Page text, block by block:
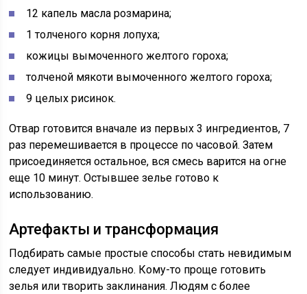
12 капель масла розмарина;
1 толченого корня лопуха;
кожицы вымоченного желтого гороха;
толченой мякоти вымоченного желтого гороха;
9 целых рисинок.
Отвар готовится вначале из первых 3 ингредиентов, 7
раз перемешивается в процессе по часовой. Затем
присоединяется остальное, вся смесь варится на огне
еще 10 минут. Остывшее зелье готово к
использованию.
Артефакты и трансформация
Подбирать самые простые способы стать невидимым
следует индивидуально. Кому-то проще готовить
зелья или творить заклинания. Людям с более